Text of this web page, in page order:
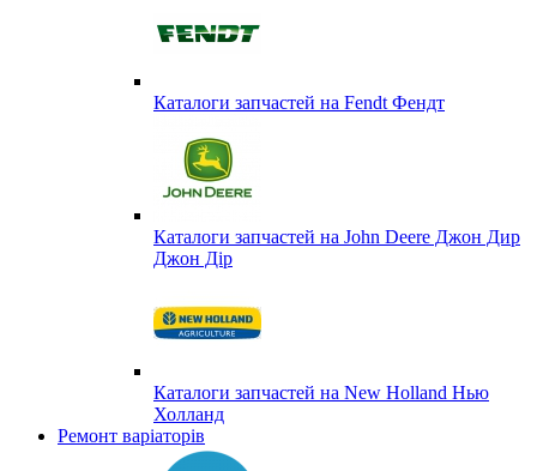
Каталоги запчастей на Fendt Фендт
Каталоги запчастей на John Deere Джон Дир
Джон Дір
Каталоги запчастей на New Holland Нью
Холланд
Ремонт варіаторів